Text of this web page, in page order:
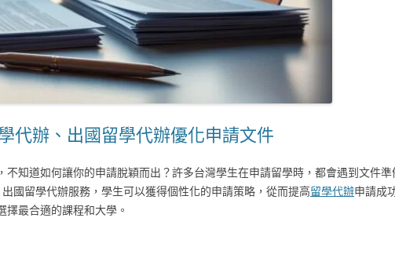
代辦、出國留學代辦優化申請文件
不知道如何讓你的申請脫穎而出？許多台灣學生在申請留學時，都會遇到文件
出國留學代辦服務，學生可以獲得個性化的申請策略，從而提高留學代辦申請成
最合適的課程和大學。